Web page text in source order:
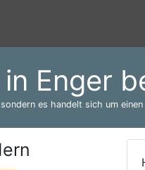
Enger
es handelt sich um